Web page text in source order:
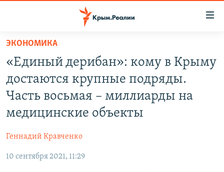
Вернуться
основному
содержанию
Вернутся
главной
Вернутся
СПЕЦПРОЕКТЫ
КАРТА ВОЕННЫХ ОБЪЕКТОВ КРЫМА
ВОДА
ИНТЕРАКТИВ
ИНФОГРАФИКА
РАДІО СВОБОДА
КАК ОБОЙТИ БЛОКИРОВКУ
ЭКОНОМИКА
«Единый дерибан»: кому в Крыму
достаются крупные подряды.
Часть восьмая – миллиарды на
медицинские объекты
Геннадий Кравченко
10 сентября 2021, 11:29